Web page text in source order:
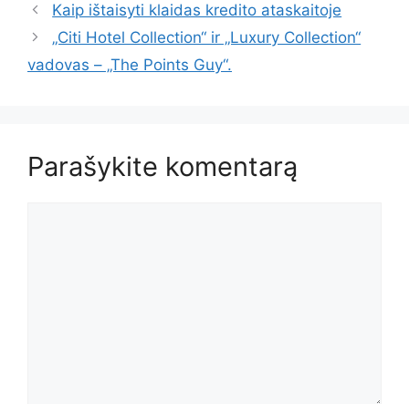
Kaip ištaisyti klaidas kredito ataskaitoje
„Citi Hotel Collection“ ir „Luxury Collection“
vadovas – „The Points Guy“.
Parašykite komentarą